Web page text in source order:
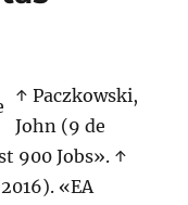
↑ Paczkowski,
John (9 de
900 Jobs». ↑
«EA